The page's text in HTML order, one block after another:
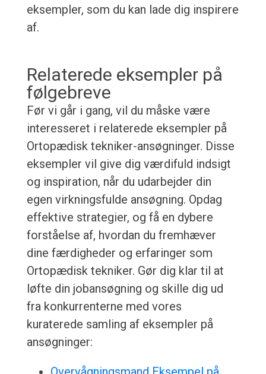
eksempler, som du kan lade dig inspirere
af.
Relaterede eksempler på
følgebreve
Før vi går i gang, vil du måske være
interesseret i relaterede eksempler på
Ortopædisk tekniker-ansøgninger. Disse
eksempler vil give dig værdifuld indsigt
og inspiration, når du udarbejder din
egen virkningsfulde ansøgning. Opdag
effektive strategier, og få en dybere
forståelse af, hvordan du fremhæver
dine færdigheder og erfaringer som
Ortopædisk tekniker. Gør dig klar til at
løfte din jobansøgning og skille dig ud
fra konkurrenterne med vores
kuraterede samling af eksempler på
ansøgninger: